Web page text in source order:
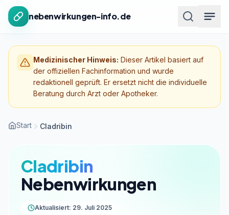
Zum Inhalt springen
nebenwirkungen-info.de
Medizinischer Hinweis: Dieser Artikel basiert auf
der offiziellen Fachinformation und wurde
redaktionell geprüft. Er ersetzt nicht die individuelle
Beratung durch Arzt oder Apotheker.
Start Cladribin
Cladribin
Nebenwirkungen
Aktualisiert: 29. Juli 2025